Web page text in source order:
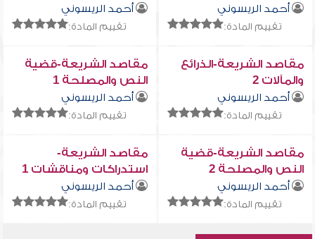
والمفاسد 2
أحمد الريسوني
تقييم المادة:
أحمد الريسوني
تقييم المادة:
مقاصد الشريعة-الذرائع
والمآلات 2
أحمد الريسوني
تقييم المادة:
مقاصد الشريعة-قضية
النص والمصلحة 1
أحمد الريسوني
تقييم المادة:
مقاصد الشريعة-قضية
النص والمصلحة 2
أحمد الريسوني
تقييم المادة:
مقاصد الشريعة-
استدراكات ومناقشات 1
أحمد الريسوني
تقييم المادة: